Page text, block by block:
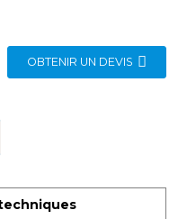
OBTENIR UN DEVIS